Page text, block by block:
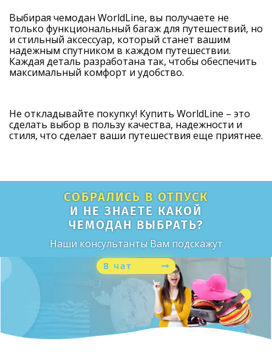
Выбирая чемодан WorldLine, вы получаете не
только функциональный багаж для путешествий, но
и стильный аксессуар, который станет вашим
надежным спутником в каждом путешествии.
Каждая деталь разработана так, чтобы обеспечить
максимальный комфорт и удобство.
Не откладывайте покупку! Купить WorldLine – это
сделать выбор в пользу качества, надежности и
стиля, что сделает ваши путешествия еще приятнее.
СОБРАЛИСЬ В ОТПУСК
И НЕ ЗНАЕТЕ КАКОЙ
ЧЕМОДАН ВЫБРАТЬ?
Наши консультанты Вам подскажут
В чат